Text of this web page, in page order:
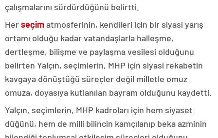
çalışmalarını sürdürdüğünü belirtti.
Herseçimatmosferinin, kendileri için bir siyasi yarış
ortamı olduğu kadar vatandaşlarla halleşme,
dertleşme, bilişme ve paylaşma vesilesi olduğunu
belirten Yalçın, seçimlerin, MHP için siyasi rekabetin
kavgaya dönüştüğü süreçler değil milletle omuz
omuza, doyasıya kutlanılan bayram olduğunu kaydetti.
Yalçın, seçimlerin, MHP kadroları için hem siyaset
düğünü, hem de milli bilincin kamçılanıp beka azminin